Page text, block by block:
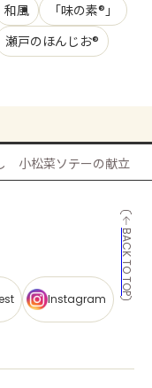
和風
「味の素®」
瀬戸のほんじお®
小松菜ソテーの献立
BACK TO TOP
Instagram